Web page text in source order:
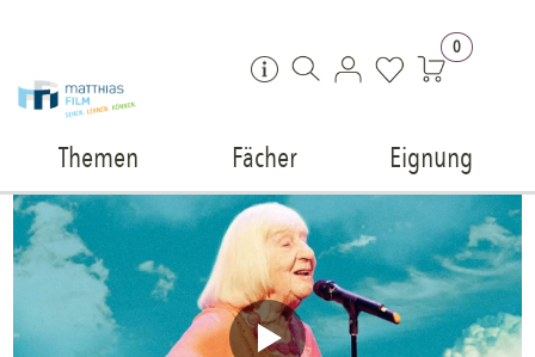
0
Themen Fächer Eignung